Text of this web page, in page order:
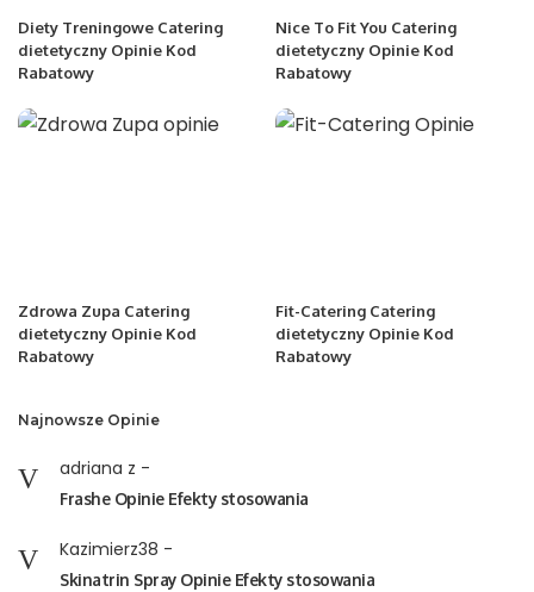
Diety Treningowe Catering
dietetyczny Opinie Kod
Rabatowy
Nice To Fit You Catering
dietetyczny Opinie Kod
Rabatowy
Zdrowa Zupa Catering
dietetyczny Opinie Kod
Rabatowy
Fit-Catering Catering
dietetyczny Opinie Kod
Rabatowy
Najnowsze Opinie
adriana z -
Frashe Opinie Efekty stosowania
Kazimierz38 -
Skinatrin Spray Opinie Efekty stosowania